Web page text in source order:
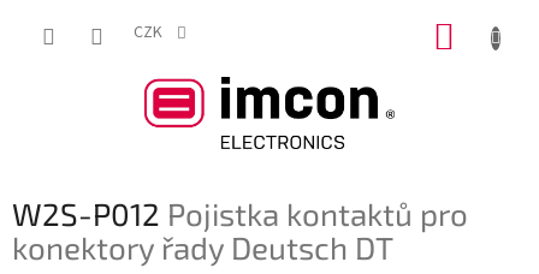
CZK
W2S-P012 Pojistka kontaktů pro
konektory řady Deutsch DT